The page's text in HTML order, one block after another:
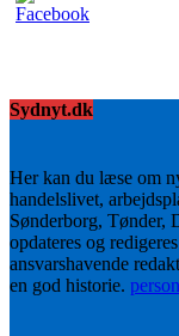
Sydnyt.dk
Her kan du læse om
handelslivet,
Sønderborg, Tønder,
opdateres og
ansvarshavende
en god historie.